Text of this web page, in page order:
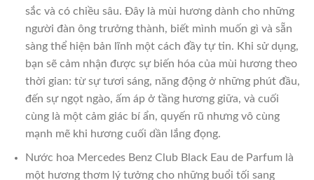
sắc và có chiều sâu. Đây là mùi hương dành cho những
người đàn ông trưởng thành, biết mình muốn gì và sẵn
sàng thể hiện bản lĩnh một cách đầy tự tin. Khi sử dụng,
bạn sẽ cảm nhận được sự biến hóa của mùi hương theo
thời gian: từ sự tươi sáng, năng động ở những phút đầu,
đến sự ngọt ngào, ấm áp ở tầng hương giữa, và cuối
cùng là một cảm giác bí ẩn, quyến rũ nhưng vô cùng
mạnh mẽ khi hương cuối dần lắng đọng.
Nước hoa Mercedes Benz Club Black Eau de Parfum là
một hương thơm lý tưởng cho những buổi tối sang